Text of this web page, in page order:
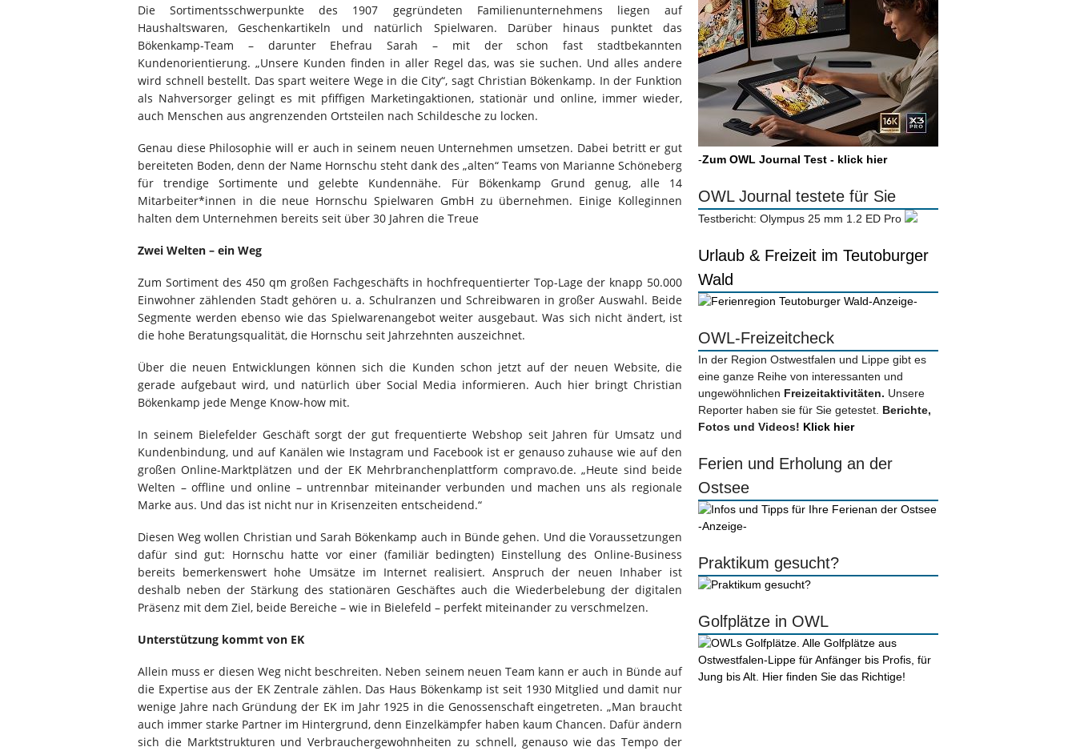
Die Sortimentsschwerpunkte des 1907 gegründeten Familienunternehmens liegen auf
Haushaltswaren, Geschenkartikeln und natürlich Spielwaren. Darüber hinaus punktet das
Bökenkamp-Team – darunter Ehefrau Sarah – mit der schon fast stadtbekannten
Kundenorientierung. „Unsere Kunden finden in aller Regel das, was sie suchen. Und alles andere
wird schnell bestellt. Das spart weitere Wege in die City“, sagt Christian Bökenkamp. In der Funktion
als Nahversorger gelingt es mit pfiffigen Marketingaktionen, stationär und online, immer wieder,
auch Menschen aus angrenzenden Ortsteilen nach Schildesche zu locken.
Genau diese Philosophie will er auch in seinem neuen Unternehmen umsetzen. Dabei betritt er gut
bereiteten Boden, denn der Name Hornschu steht dank des „alten“ Teams von Marianne Schöneberg
für trendige Sortimente und gelebte Kundennähe. Für Bökenkamp Grund genug, alle 14
Mitarbeiter*innen in die neue Hornschu Spielwaren GmbH zu übernehmen. Einige Kolleginnen
halten dem Unternehmen bereits seit über 30 Jahren die Treue
Zwei Welten – ein Weg
Zum Sortiment des 450 qm großen Fachgeschäfts in hochfrequentierter Top-Lage der knapp 50.000
Einwohner zählenden Stadt gehören u. a. Schulranzen und Schreibwaren in großer Auswahl. Beide
Segmente werden ebenso wie das Spielwarenangebot weiter ausgebaut. Was sich nicht ändert, ist
die hohe Beratungsqualität, die Hornschu seit Jahrzehnten auszeichnet.
Über die neuen Entwicklungen können sich die Kunden schon jetzt auf der neuen Website, die
gerade aufgebaut wird, und natürlich über Social Media informieren. Auch hier bringt Christian
Bökenkamp jede Menge Know-how mit.
In seinem Bielefelder Geschäft sorgt der gut frequentierte Webshop seit Jahren für Umsatz und
Kundenbindung, und auf Kanälen wie Instagram und Facebook ist er genauso zuhause wie auf den
großen Online-Marktplätzen und der EK Mehrbranchenplattform compravo.de. „Heute sind beide
Welten – offline und online – untrennbar miteinander verbunden und machen uns als regionale
Marke aus. Und das ist nicht nur in Krisenzeiten entscheidend.“
Diesen Weg wollen Christian und Sarah Bökenkamp auch in Bünde gehen. Und die Voraussetzungen
dafür sind gut: Hornschu hatte vor einer (familiär bedingten) Einstellung des Online-Business
bereits bemerkenswert hohe Umsätze im Internet realisiert. Anspruch der neuen Inhaber ist
deshalb neben der Stärkung des stationären Geschäftes auch die Wiederbelebung der digitalen
Präsenz mit dem Ziel, beide Bereiche – wie in Bielefeld – perfekt miteinander zu verschmelzen.
Unterstützung kommt von EK
Allein muss er diesen Weg nicht beschreiten. Neben seinem neuen Team kann er auch in Bünde auf
die Expertise aus der EK Zentrale zählen. Das Haus Bökenkamp ist seit 1930 Mitglied und damit nur
wenige Jahre nach Gründung der EK im Jahr 1925 in die Genossenschaft eingetreten. „Man braucht
auch immer starke Partner im Hintergrund, denn Einzelkämpfer haben kaum Chancen. Dafür ändern
sich die Marktstrukturen und Verbrauchergewohnheiten zu schnell, genauso wie das Tempo der
-Zum OWL Journal Test - klick hier
OWL Journal testete für Sie
Testbericht: Olympus 25 mm 1.2 ED Pro
Urlaub & Freizeit im Teutoburger
Wald
-Anzeige-
OWL-Freizeitcheck
In der Region Ostwestfalen und Lippe gibt es
eine ganze Reihe von interessanten und
ungewöhnlichen Freizeitaktivitäten. Unsere
Reporter haben sie für Sie getestet. Berichte,
Fotos und Videos! Klick hier
Ferien und Erholung an der
Ostsee
-Anzeige-
Praktikum gesucht?
Golfplätze in OWL